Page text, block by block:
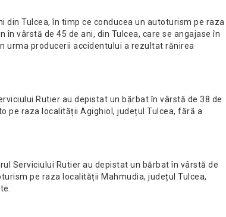
din Tulcea, în timp ce conducea un autoturism pe raza
vârstă de 45 de ani, din Tulcea, care se angajase în
urma producerii accidentului a rezultat rănirea
Rutier au depistat un bărbat în vârstă de 38 de
pe raza localității Agighiol, județul Tulcea, fără a
Serviciului Rutier au depistat un bărbat în vârstă de
pe raza localității Mahmudia, județul Tulcea,